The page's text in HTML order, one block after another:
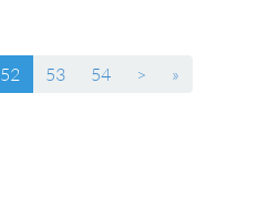
52 (current)
53 54 > »